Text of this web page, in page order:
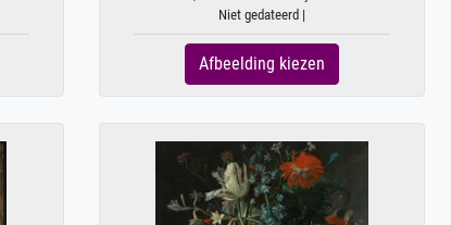
Niet gedateerd |
Afbeelding kiezen